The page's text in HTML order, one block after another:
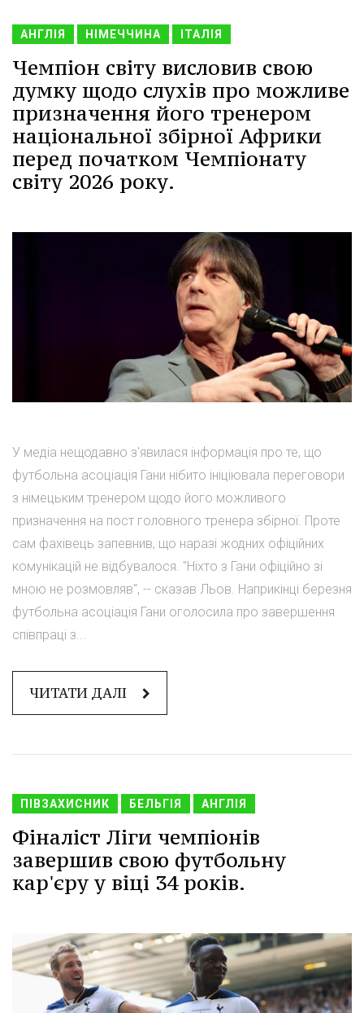
АНГЛІЯ НІМЕЧЧИНА ІТАЛІЯ
Чемпіон світу висловив свою
думку щодо слухів про можливе
призначення його тренером
національної збірної Африки
перед початком Чемпіонату
світу 2026 року.
У медіа нещодавно з'явилася інформація про те, що
футбольна асоціація Гани нібито ініціювала переговори
з німецьким тренером щодо його можливого
призначення на пост головного тренера збірної. Проте
сам фахівець запевнив, що наразі жодних офіційних
комунікацій не відбувалося. "Ніхто з Гани офіційно зі
мною не розмовляв", -- сказав Льов. Наприкінці березня
футбольна асоціація Гани оголосила про завершення
співпраці з...
ЧИТАТИ ДАЛІ
ПІВЗАХИСНИК БЕЛЬГІЯ АНГЛІЯ
Фіналіст Ліги чемпіонів
завершив свою футбольну
кар'єру у віці 34 років.